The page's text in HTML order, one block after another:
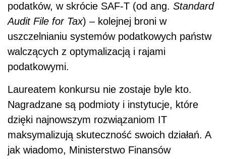
podatków, w skrócie SAF-T (od ang. Standard
Audit File for Tax) – kolejnej broni w
uszczelnianiu systemów podatkowych państw
walczących z optymalizacją i rajami
podatkowymi.
Laureatem konkursu nie zostaje byle kto.
Nagradzane są podmioty i instytucje, które
dzięki najnowszym rozwiązaniom IT
maksymalizują skuteczność swoich działań. A
jak wiadomo, Ministerstwo Finansów